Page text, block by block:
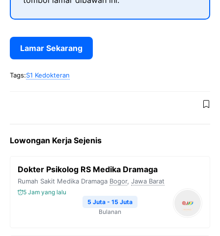
Lamar Sekarang
Tags:S1 Kedokteran
Lowongan Kerja Sejenis
Dokter Psikolog RS Medika Dramaga
Rumah Sakit Medika Dramaga Bogor, Jawa Barat
5 Jam yang lalu
5 Juta - 15 Juta
Bulanan